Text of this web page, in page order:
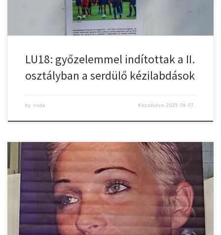
LU18: győzelemmel indítottak a II.
osztályban a serdülő kézilabdások
by iroda Közzétéve2025.09.07.
2018 óta emlékezik meg a Gyulasport és a fürdővárosi kézilabda-
társadalom a fiatalon elhunyt beállósról, Mahler Brigittáról. Az
augusztus utolsó napján rendezett emléktornán három együttes
mérkőzött a győzelemért, a PC-Trade Szeged, a Kecskeméti
Kézilabda Sport Kft és a hazai CZ-Gyulasport Nkft gárdája. A
hazaiak 26:24-es győzelemmel kezdték a tornát a Szeged […]